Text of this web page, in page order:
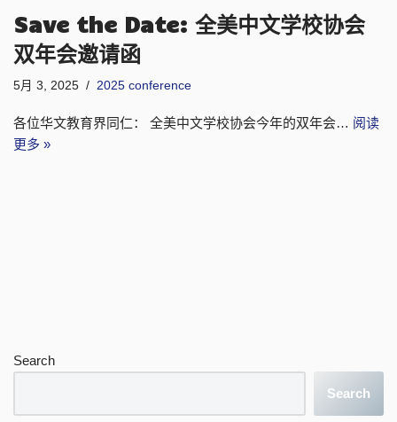
Save the Date: 全美中文学校协会
双年会邀请函
5月 3, 2025 2025 conference
各位华文教育界同仁： 全美中文学校协会今年的双年会… 阅读
更多 »
Search
Search